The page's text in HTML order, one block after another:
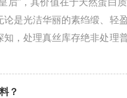
后”，其价值在于天然蛋白
是光洁华丽的素绉缎、轻
，处理真丝库存绝非处理
？